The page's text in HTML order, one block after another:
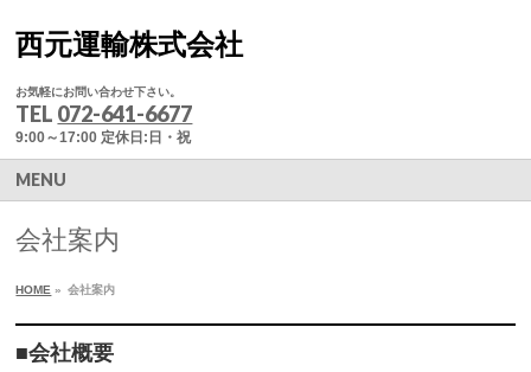
西元運輸株式会社
お気軽にお問い合わせ下さい。
TEL 072-641-6677
9:00～17:00 定休日:日・祝
MENU
会社案内
HOME » 会社案内
■会社概要